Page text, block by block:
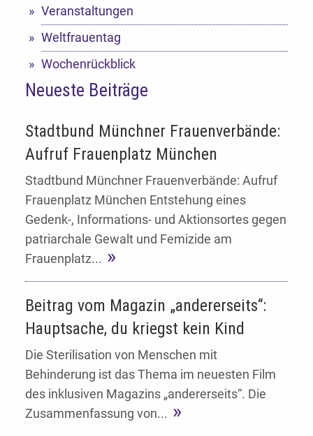
Veranstaltungen
Weltfrauentag
Wochenrückblick
Neueste Beiträge
Stadtbund Münchner Frauenverbände:
Aufruf Frauenplatz München
Stadtbund Münchner Frauenverbände: Aufruf
Frauenplatz München Entstehung eines
Gedenk-, Informations- und Aktionsortes gegen
patriarchale Gewalt und Femizide am
Frauenplatz...
Beitrag vom Magazin „andererseits“:
Hauptsache, du kriegst kein Kind
Die Sterilisation von Menschen mit
Behinderung ist das Thema im neuesten Film
des inklusiven Magazins „andererseits“. Die
Zusammenfassung von...